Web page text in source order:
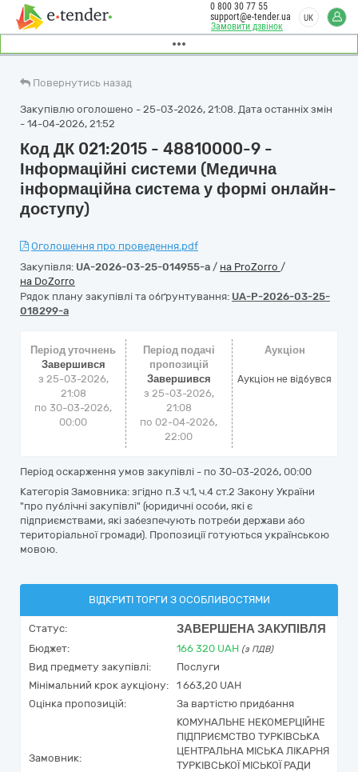
Замовити дзвінок
0 800 30 77 55
support@e-tender.ua
UK
Повернутись назад
Закупівлю оголошено - 25-03-2026, 21:08. Дата останніх змін
- 14-04-2026, 21:52
Код ДК 021:2015 - 48810000-9 -
Інформаційні системи (Медична
інформаційна система у формі онлайн-
доступу)
Оголошення про проведення.pdf
Закупівля: UA-2026-03-25-014955-a / на ProZorro /
на DoZorro
Рядок плану закупівлі та обґрунтування: UA-P-2026-03-25-
018299-a
Період уточнень
Завершився
з 25-03-2026,
21:08
по 30-03-2026,
00:00
Період подачі
пропозицій
Завершився
з 25-03-2026,
21:08
по 02-04-2026,
22:00
Аукціон
Аукціон не відбувся
Період оскарження умов закупівлі - по 30-03-2026, 00:00
Категорія Замовника: згідно п.3 ч.1, ч.4 ст.2 Закону України
"про публічні закупівлі" (юридичні особи, які є
підприємствами, які забезпечують потреби держави або
територіальної громади). Пропозиції готуються українською
мовою.
ВІДКРИТІ ТОРГИ З ОСОБЛИВОСТЯМИ
Статус: ЗАВЕРШЕНА ЗАКУПІВЛЯ
Бюджет: 166 320 UAH (з ПДВ)
Вид предмету закупівлі:
Послуги
Мінімальний крок аукціону:
1 663,20 UAH
Оцінка пропозицій:
За вартістю придбання
Замовник:
КОМУНАЛЬНЕ НЕКОМЕРЦІЙНЕ
ПІДПРИЄМСТВО ТУРКІВСЬКА
ЦЕНТРАЛЬНА МІСЬКА ЛІКАРНЯ
ТУРКІВСЬКОЇ МІСЬКОЇ РАДИ